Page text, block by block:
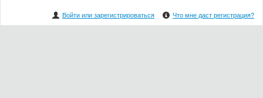
Войти или зарегистрироваться Что мне даст регистрация?